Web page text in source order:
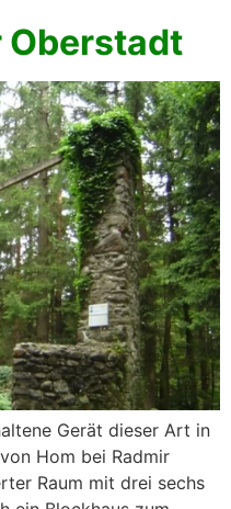
Oberstadt
Gerät dieser Art in
Hom bei Radmir
Raum mit drei sechs